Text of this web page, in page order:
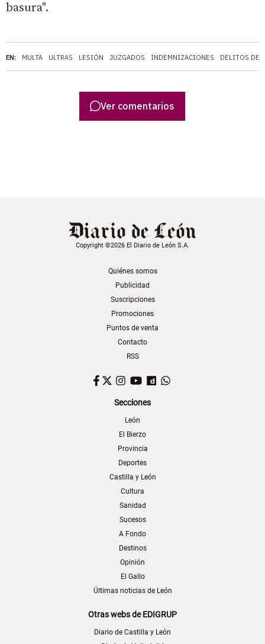
EN: MULTA ULTRAS LESIÓN JUZGADOS INDEMNIZACIONES DELITOS DE
basura".
Ver comentarios
Copyright ©2026 El Diario de León S.A.
Quiénes somos
Publicidad
Suscripciones
Promociones
Puntos de venta
Contacto
RSS
Facebook
TwitterInstagram
YouTubeDailymotion
Secciones
León
El Bierzo
Provincia
Deportes
Castilla y León
Cultura
Sanidad
Sucesos
A Fondo
Destinos
Opinión
El Gallo
Últimas noticias de León
Otras webs de EDIGRUP
Diario de Castilla y León